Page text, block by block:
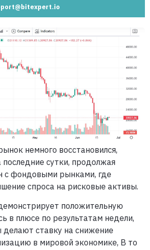
немного восстановился,
сутки, продолжая
с фондовыми рынками, где
спроса на рисковые активы.
положительную
в плюсе по результатам недели,
делают ставку на снижение
в мировой экономике, В то